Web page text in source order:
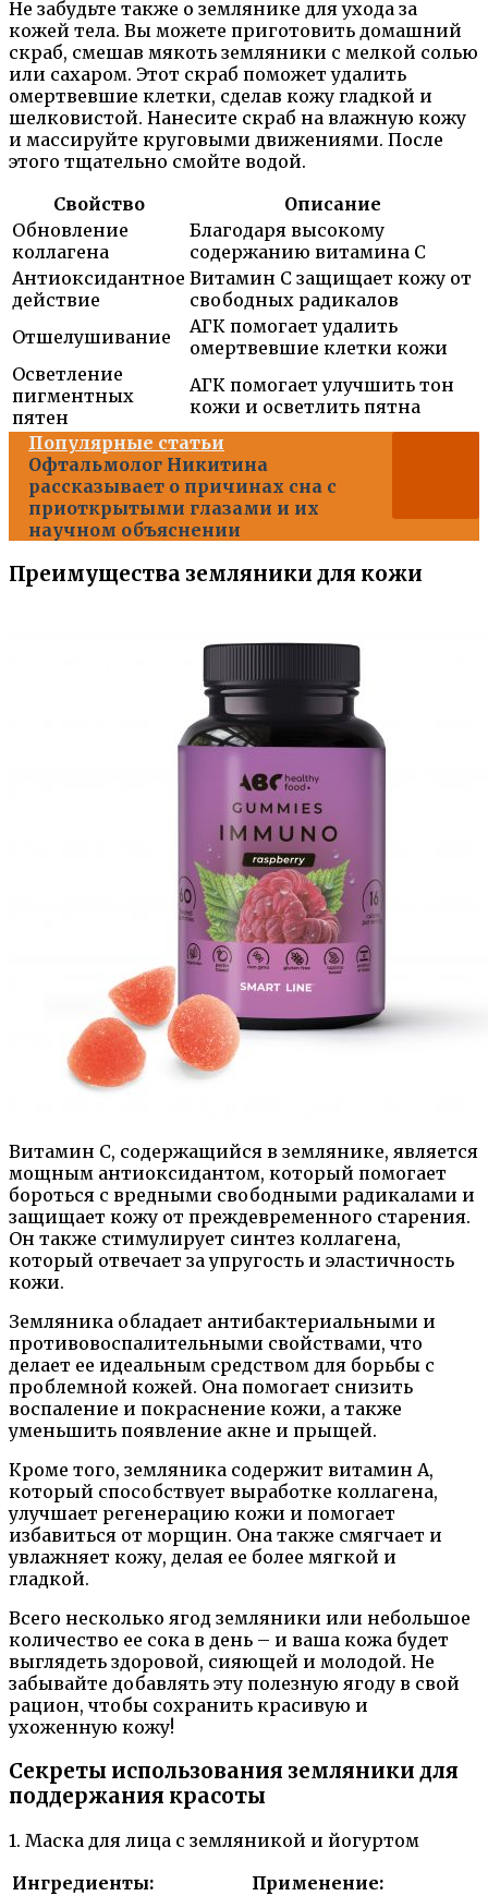
Не забудьте также о землянике для ухода за
кожей тела. Вы можете приготовить домашний
скраб, смешав мякоть земляники с мелкой солью
или сахаром. Этот скраб поможет удалить
омертвевшие клетки, сделав кожу гладкой и
шелковистой. Нанесите скраб на влажную кожу
и массируйте круговыми движениями. После
этого тщательно смойте водой.
Свойство
Описание
Обновление
коллагена
Благодаря высокому
содержанию витамина С
Антиоксидантное
действие
Витамин С защищает кожу от
свободных радикалов
Отшелушивание
АГК помогает удалить
омертвевшие клетки кожи
Осветление
пигментных
пятен
АГК помогает улучшить тон
кожи и осветлить пятна
Популярные статьи
Офтальмолог Никитина
рассказывает о причинах сна с
приоткрытыми глазами и их
научном объяснении
Преимущества земляники для кожи
Витамин С, содержащийся в землянике, является
мощным антиоксидантом, который помогает
бороться с вредными свободными радикалами и
защищает кожу от преждевременного старения.
Он также стимулирует синтез коллагена,
который отвечает за упругость и эластичность
кожи.
Земляника обладает антибактериальными и
противовоспалительными свойствами, что
делает ее идеальным средством для борьбы с
проблемной кожей. Она помогает снизить
воспаление и покраснение кожи, а также
уменьшить появление акне и прыщей.
Кроме того, земляника содержит витамин А,
который способствует выработке коллагена,
улучшает регенерацию кожи и помогает
избавиться от морщин. Она также смягчает и
увлажняет кожу, делая ее более мягкой и
гладкой.
Всего несколько ягод земляники или небольшое
количество ее сока в день – и ваша кожа будет
выглядеть здоровой, сияющей и молодой. Не
забывайте добавлять эту полезную ягоду в свой
рацион, чтобы сохранить красивую и
ухоженную кожу!
Секреты использования земляники для
поддержания красоты
1. Маска для лица с земляникой и йогуртом
Ингредиенты:
Применение: